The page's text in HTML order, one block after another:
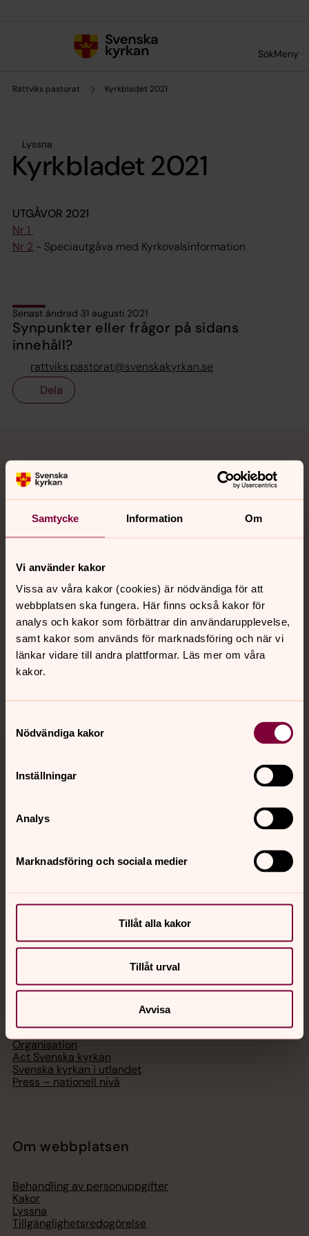
Samtycke Information Om
Vi använder kakor
Vissa av våra kakor (cookies) är nödvändiga för att
webbplatsen ska fungera. Här finns också kakor för
analys och kakor som förbättrar din användarupplevelse,
samt kakor som används för marknadsföring och när vi
länkar vidare till andra plattformar. Läs mer om våra
kakor.
Nödvändiga kakor
Inställningar
Analys
Marknadsföring och sociala medier
Tillåt alla kakor
Tillåt urval
Avvisa
SökMeny
Rättviks pastorat Kyrkbladet 2021
Lyssna
Kyrkbladet 2021
UTGÅVOR 2021
Nr 1
Nr 2 - Speciautgåva med Kyrkovalsinformation
Senast ändrad 31 augusti 2021
Synpunkter eller frågor på sidans
innehåll?
rattviks.pastorat@svenskakyrkan.se
Dela
Kontakt
Hitta snabbt
Sociala kanaler
Jourhavande präst
med en präst på kvällar och nätter.
Chatt
Digitalt brev
Svenska kyrkan
Hitta församling
Ge en gåva
Organisation
Act Svenska kyrkan
Svenska kyrkan i utlandet
Press – nationell nivå
Om webbplatsen
Behandling av personuppgifter
Kakor
Lyssna
Tillgänglighetsredogörelse